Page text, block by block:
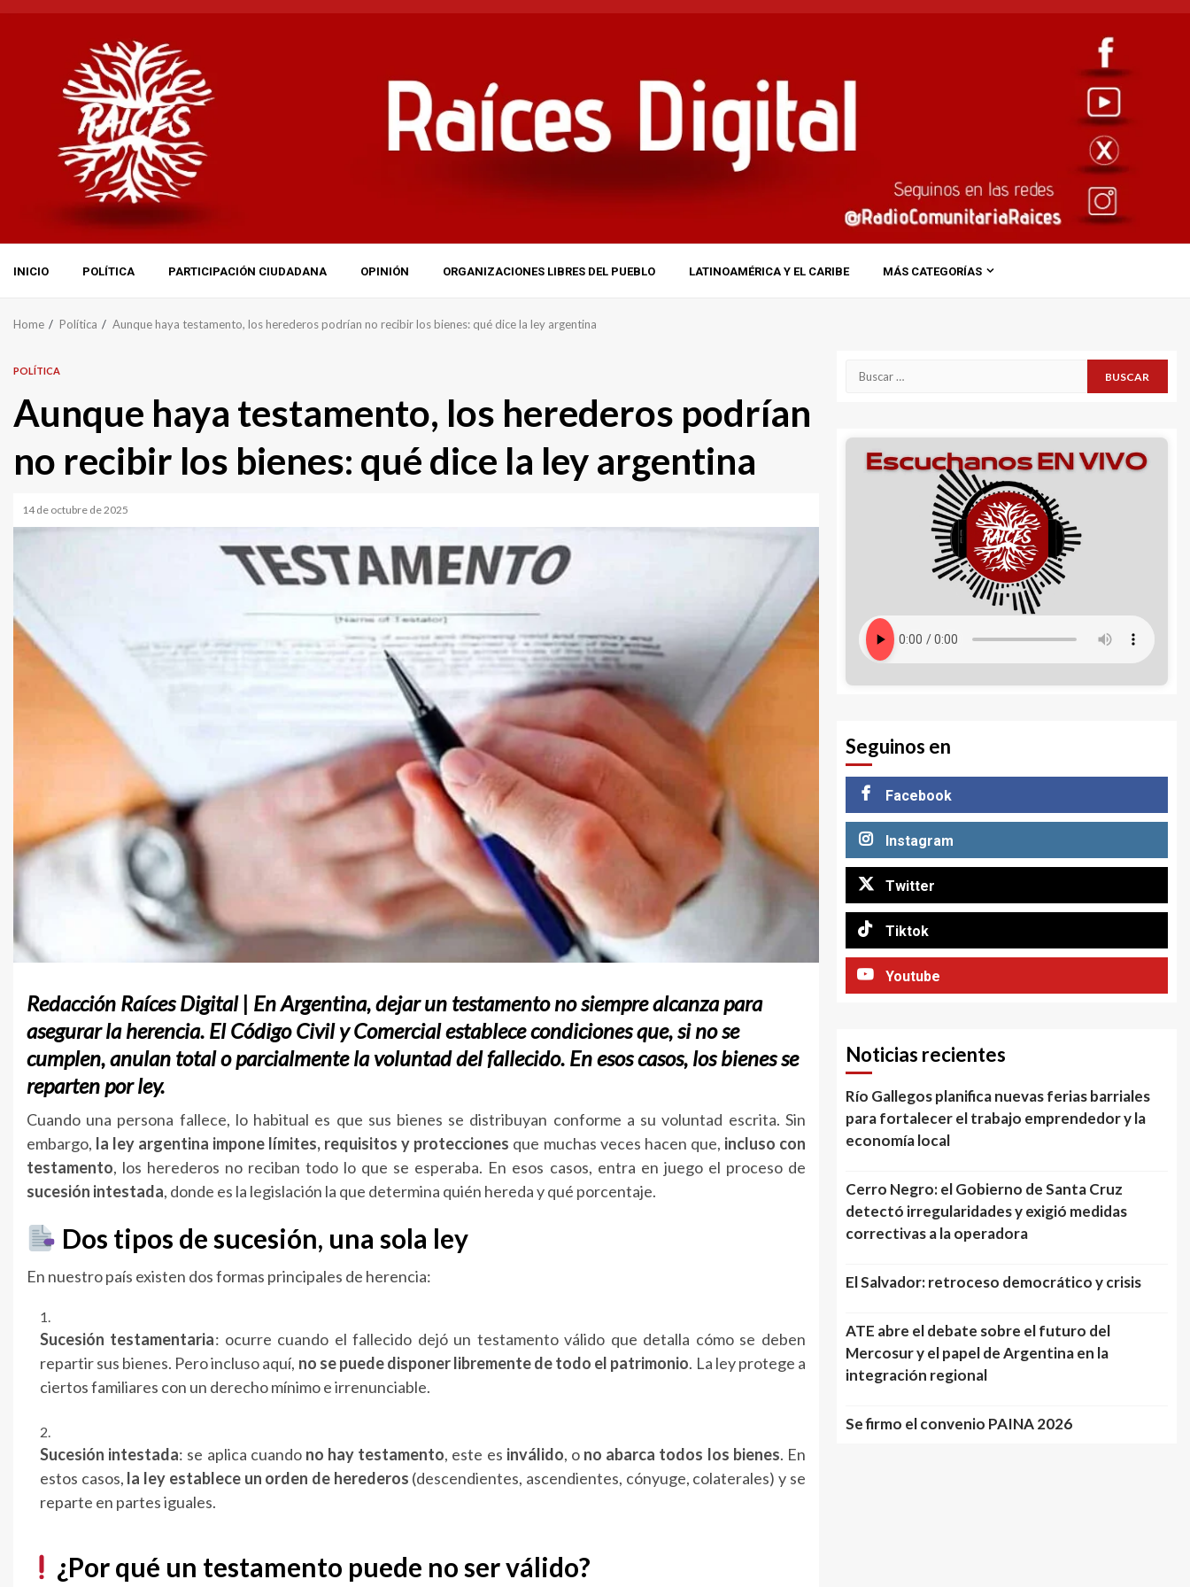
INICIO POLÍTICA PARTICIPACIÓN CIUDADANA OPINIÓN ORGANIZACIONES LIBRES DEL PUEBLO LATINOAMÉRICA Y EL CARIBE MÁS CATEGORÍAS
Home Política Aunque haya testamento, los herederos podrían no recibir los bienes: qué dice la ley argentina
POLÍTICA
Aunque haya testamento, los herederos podrían
no recibir los bienes: qué dice la ley argentina
14 de octubre de 2025
Redacción Raíces Digital | En Argentina, dejar un testamento no siempre alcanza para
asegurar la herencia. El Código Civil y Comercial establece condiciones que, si no se
cumplen, anulan total o parcialmente la voluntad del fallecido. En esos casos, los bienes se
reparten por ley.
Cuando una persona fallece, lo habitual es que sus bienes se distribuyan conforme a su voluntad escrita. Sin
embargo, la ley argentina impone límites, requisitos y protecciones que muchas veces hacen que, incluso con
testamento, los herederos no reciban todo lo que se esperaba. En esos casos, entra en juego el proceso de
sucesión intestada, donde es la legislación la que determina quién hereda y qué porcentaje.
Dos tipos de sucesión, una sola ley
En nuestro país existen dos formas principales de herencia:
Sucesión testamentaria: ocurre cuando el fallecido dejó un testamento válido que detalla cómo se deben
repartir sus bienes. Pero incluso aquí, no se puede disponer libremente de todo el patrimonio. La ley protege a
ciertos familiares con un derecho mínimo e irrenunciable.
Sucesión intestada: se aplica cuando no hay testamento, este es inválido, o no abarca todos los bienes. En
estos casos, la ley establece un orden de herederos (descendientes, ascendientes, cónyuge, colaterales) y se
reparte en partes iguales.
¿Por qué un testamento puede no ser válido?
Buscar:
Seguinos en
Facebook
Instagram
Twitter
Tiktok
Youtube
Noticias recientes
Río Gallegos planifica nuevas ferias barriales
para fortalecer el trabajo emprendedor y la
economía local
Cerro Negro: el Gobierno de Santa Cruz
detectó irregularidades y exigió medidas
correctivas a la operadora
El Salvador: retroceso democrático y crisis
ATE abre el debate sobre el futuro del
Mercosur y el papel de Argentina en la
integración regional
Se firmo el convenio PAINA 2026